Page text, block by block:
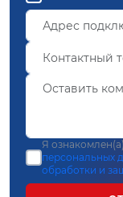
Я
персональных
обработки и